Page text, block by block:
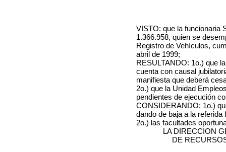
VISTO: que la funcionaria
1.366.958, quien se
Registro de Vehículos,
abril de 1999;
RESULTANDO: 1o.) que
cuenta con causal
manifiesta que deberá
2o.) que la Unidad
pendientes de ejecución
CONSIDERANDO: 1o.)
dando de baja a la referida
2o.) las facultades
LA DIRECCION
DE